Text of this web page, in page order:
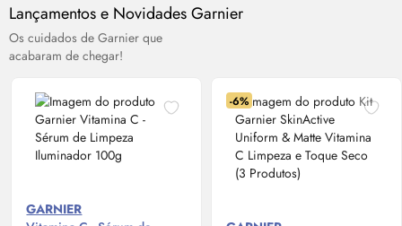
Lançamentos e Novidades Garnier
Os cuidados de Garnier que
acabaram de chegar!
GARNIER
-6%